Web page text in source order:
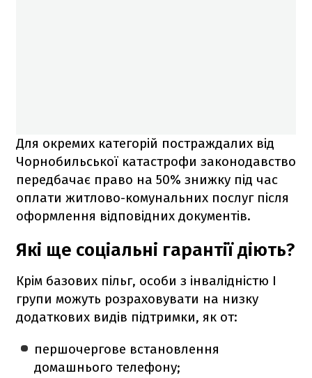
Для окремих категорій постраждалих від
Чорнобильської катастрофи законодавство
передбачає право на 50% знижку під час
оплати житлово-комунальних послуг після
оформлення відповідних документів.
Які ще соціальні гарантії діють?
Крім базових пільг, особи з інвалідністю І
групи можуть розраховувати на низку
додаткових видів підтримки, як от:
першочергове встановлення
домашнього телефону;